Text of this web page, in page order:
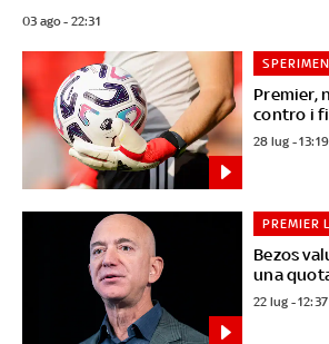
03 ago - 22:31
Premier,
contro i
28 lug - 13:19
Bezos
una
PREMIER
22 lug - 12:37